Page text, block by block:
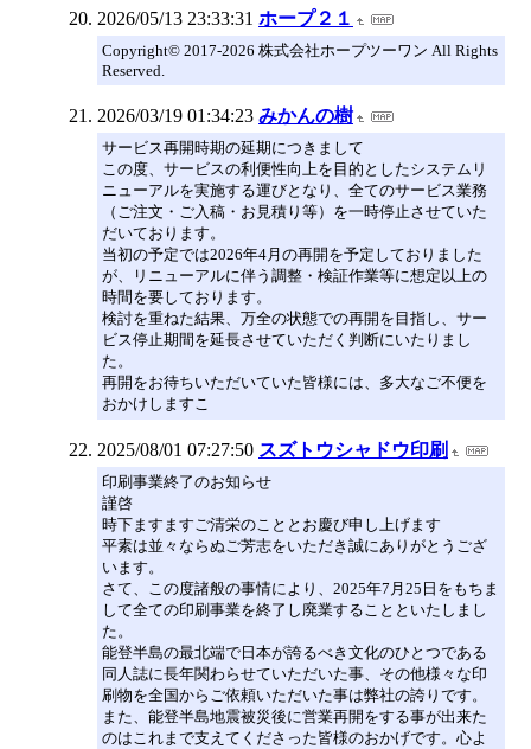
2026/05/13 23:33:31 ホープ２１
Copyright© 2017-2026 株式会社ホープツーワン All Rights
Reserved.
2026/03/19 01:34:23 みかんの樹
サービス再開時期の延期につきまして
この度、サービスの利便性向上を目的としたシステムリ
ニューアルを実施する運びとなり、全てのサービス業務
（ご注文・ご入稿・お見積り等）を一時停止させていた
だいております。
当初の予定では2026年4月の再開を予定しておりました
が、リニューアルに伴う調整・検証作業等に想定以上の
時間を要しております。
検討を重ねた結果、万全の状態での再開を目指し、サー
ビス停止期間を延長させていただく判断にいたりまし
た。
再開をお待ちいただいていた皆様には、多大なご不便を
おかけしますこ
2025/08/01 07:27:50 スズトウシャドウ印刷
印刷事業終了のお知らせ
謹啓
時下ますますご清栄のこととお慶び申し上げます
平素は並々ならぬご芳志をいただき誠にありがとうござ
います。
さて、この度諸般の事情により、2025年7月25日をもちま
して全ての印刷事業を終了し廃業することといたしまし
た。
能登半島の最北端で日本が誇るべき文化のひとつである
同人誌に長年関わらせていただいた事、その他様々な印
刷物を全国からご依頼いただいた事は弊社の誇りです。
また、能登半島地震被災後に営業再開をする事が出来た
のはこれまで支えてくださった皆様のおかげです。心よ